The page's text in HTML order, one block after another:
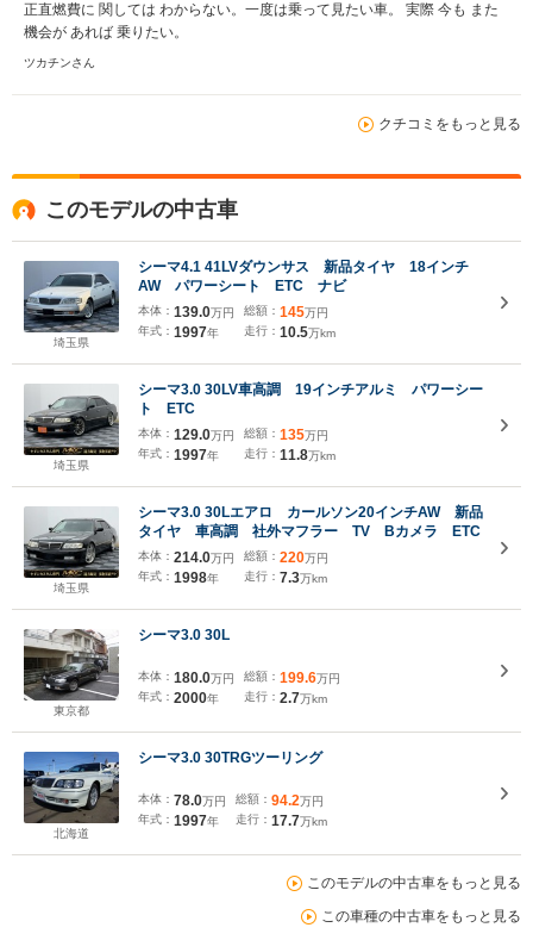
正直燃費に 関しては わからない。一度は乗って見たい車。 実際 今も また
機会が あれば 乗りたい。
ツカチンさん
クチコミをもっと見る
このモデルの中古車
埼玉県
シーマ4.1 41LVダウンサス 新品タイヤ 18インチ
AW パワーシート ETC ナビ
本体： 139.0万円
年式： 1997年
総額： 145万円
走行： 10.5万km
埼玉県
シーマ3.0 30LV車高調 19インチアルミ パワーシー
ト ETC
本体： 129.0万円
年式： 1997年
総額： 135万円
走行： 11.8万km
埼玉県
シーマ3.0 30Lエアロ カールソン20インチAW 新品
タイヤ 車高調 社外マフラー TV Bカメラ ETC
本体： 214.0万円
年式： 1998年
総額： 220万円
走行： 7.3万km
東京都
シーマ3.0 30L
本体： 180.0万円
年式： 2000年
総額： 199.6万円
走行： 2.7万km
北海道
シーマ3.0 30TRGツーリング
本体： 78.0万円
年式： 1997年
総額： 94.2万円
走行： 17.7万km
このモデルの中古車をもっと見る
この車種の中古車をもっと見る